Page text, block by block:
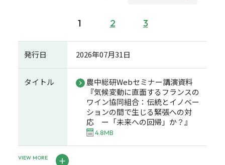
1 2 3
発行日 2026年07月31日
タイトル
農中総研Webセミナー講演資料
『気候変動に直面するフランスの
ワイン協同組合：伝統とイノベー
ションの間で生じる緊張への対
応 ー「未来への回帰」か？』
4.8MB
VIEW MORE